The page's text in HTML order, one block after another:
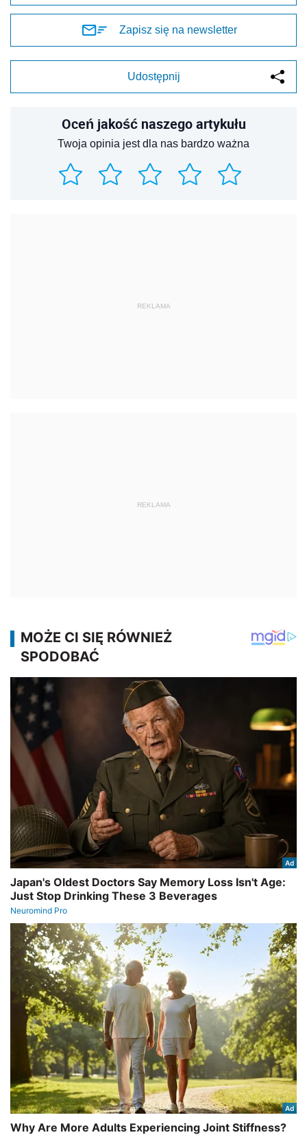
Zapisz się na newsletter
Udostępnij
Oceń jakość naszego artykułu
Twoja opinia jest dla nas bardzo ważna
REKLAMA
REKLAMA